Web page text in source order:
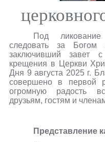
Под
следовать за Богом
заключивший завет
крещения в Церкви
Дня 9 августа 2025 г.
совершено в первой
огромную радость
друзьям, гостям и
Представление